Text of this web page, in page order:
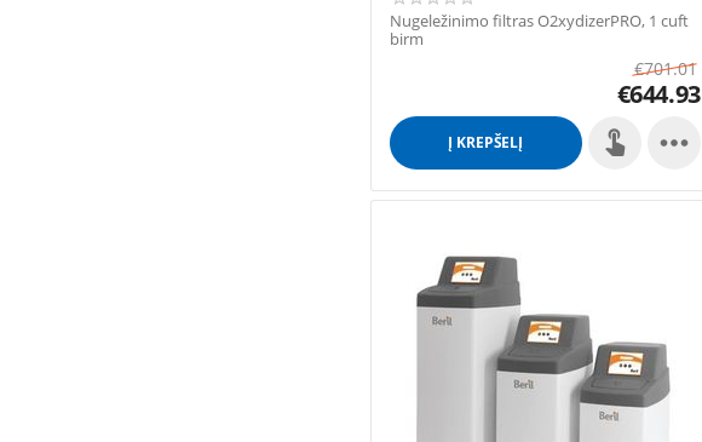
Nugeležinimo filtras O2xydizerPRO, 1 cuft
birm
€701.01
€644.93
Į KREPŠELĮ 